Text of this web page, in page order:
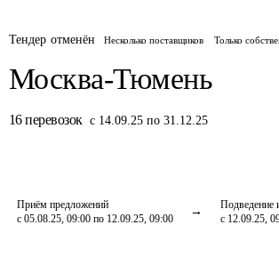
Тендер отменён Несколько поставщиков Только
Москва-Тюмень
16 перевозок с 14.09.25 по 31.12.25
Приём предложений
с 05.08.25, 09:00 по 12.09.25, 09:00
Подведение
с 12.09.25,